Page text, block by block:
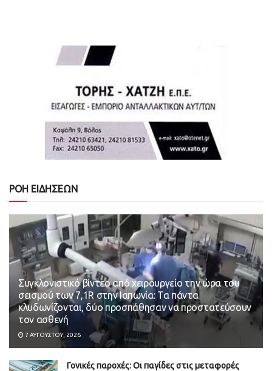
ΡΟΗ ΕΙΔΗΣΕΩΝ
Συγκλονιστικό βίντεο από χειρουργείο την ώρα του
σεισμού των 7,1R στην Ιαπωνία: Τα πάντα
κλυδωνίζονται, δύο προσπάθησαν να προστατεύσουν
τον ασθενή
7 ΑΥΓΟΎΣΤΟΥ, 2026
Γονικές παροχές: Οι παγίδες στις μεταφορές